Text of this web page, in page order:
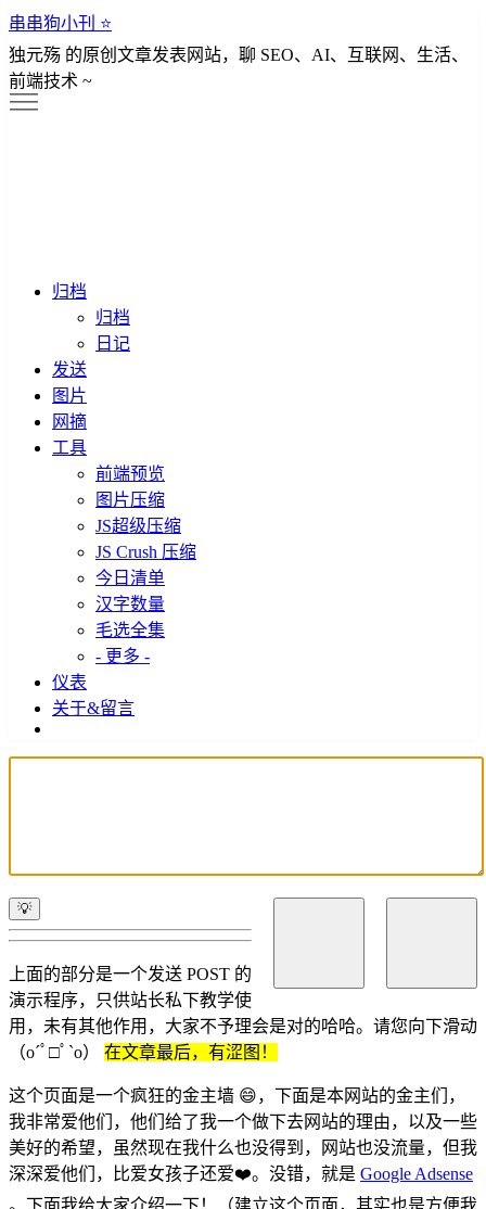
串串狗小刊 ⭐️
独元殇 的原创文章发表网站，聊 SEO、AI、互联网、生活、
前端技术 ~
归档
归档
日记
发送
图片
网摘
工具
前端预览
图片压缩
JS超级压缩
JS Crush 压缩
今日清单
汉字数量
毛选全集
- 更多 -
仪表
关于&留言
💡
上面的部分是一个发送 POST 的
演示程序，只供站长私下教学使
用，未有其他作用，大家不予理会是对的哈哈。请您向下滑动
（o´ﾟ□ﾟ`o） 在文章最后，有涩图！
这个页面是一个疯狂的金主墙 😄，下面是本网站的金主们，
我非常爱他们，他们给了我一个做下去网站的理由，以及一些
美好的希望，虽然现在我什么也没得到，网站也没流量，但我
深深爱他们，比爱女孩子还爱❤️。没错，就是 Google Adsense
。下面我给大家介绍一下！（建立这个页面，其实也是方便我